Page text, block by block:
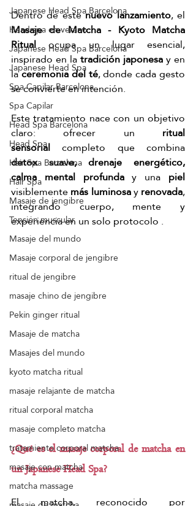
Japanese Head Spa Barcelona
Head spa en verano
Japanese Head Spa Barcelona
Japanese Head Spa
Spa Capilar Barcelona
Spa Capilar
Head Spa Barcelona
Head Spa
Hair Spa Barcelona
Hair Spa
Masaje de jengibre
Tensión muscular
Masaje del mundo
Masaje corporal de jengibre
ritual de jengibre
masaje chino de jengibre
Pekín ginger ritual
Masaje de matcha
Masajes del mundo
kyoto matcha ritual
masaje relajante de matcha
ritual corporal matcha
masaje completo matcha
tratamiento corporal matcha
masaje con matcha
matcha massage
Dentro de este nuevo lanzamiento
Masaje de Matcha - Kyoto Matcha
Ritual ocupa un lugar esencial,
inspirado en la tradición japonesa y en
la ceremonia del té, donde cada gesto
se convierte en intención.
Este tratamiento nace con un objetivo
claro: ofrecer un ritual
sensorial
detox suave, drenaje energético,
calma mental profunda y una
visiblemente más luminosa y renovada,
integrando cuerpo, mente y
experiencia en un solo protocolo .
¿Qué es el masaje corporal de matcha en
un Japanese Head Spa?
El matcha, reconocido por